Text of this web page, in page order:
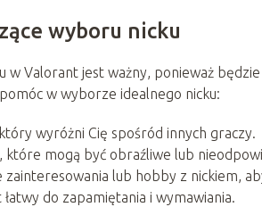
wyboru nicku
w Valorant jest ważny, ponieważ
w wyborze idealnego nicku:
wyróżni Cię spośród innych graczy.
które mogą być obraźliwe lub
zainteresowania lub hobby z nickiem,
do zapamiętania i wymawiania.